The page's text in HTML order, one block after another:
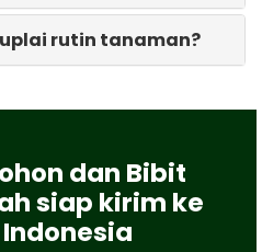
rutin tanaman?
dan Bibit
siap kirim ke